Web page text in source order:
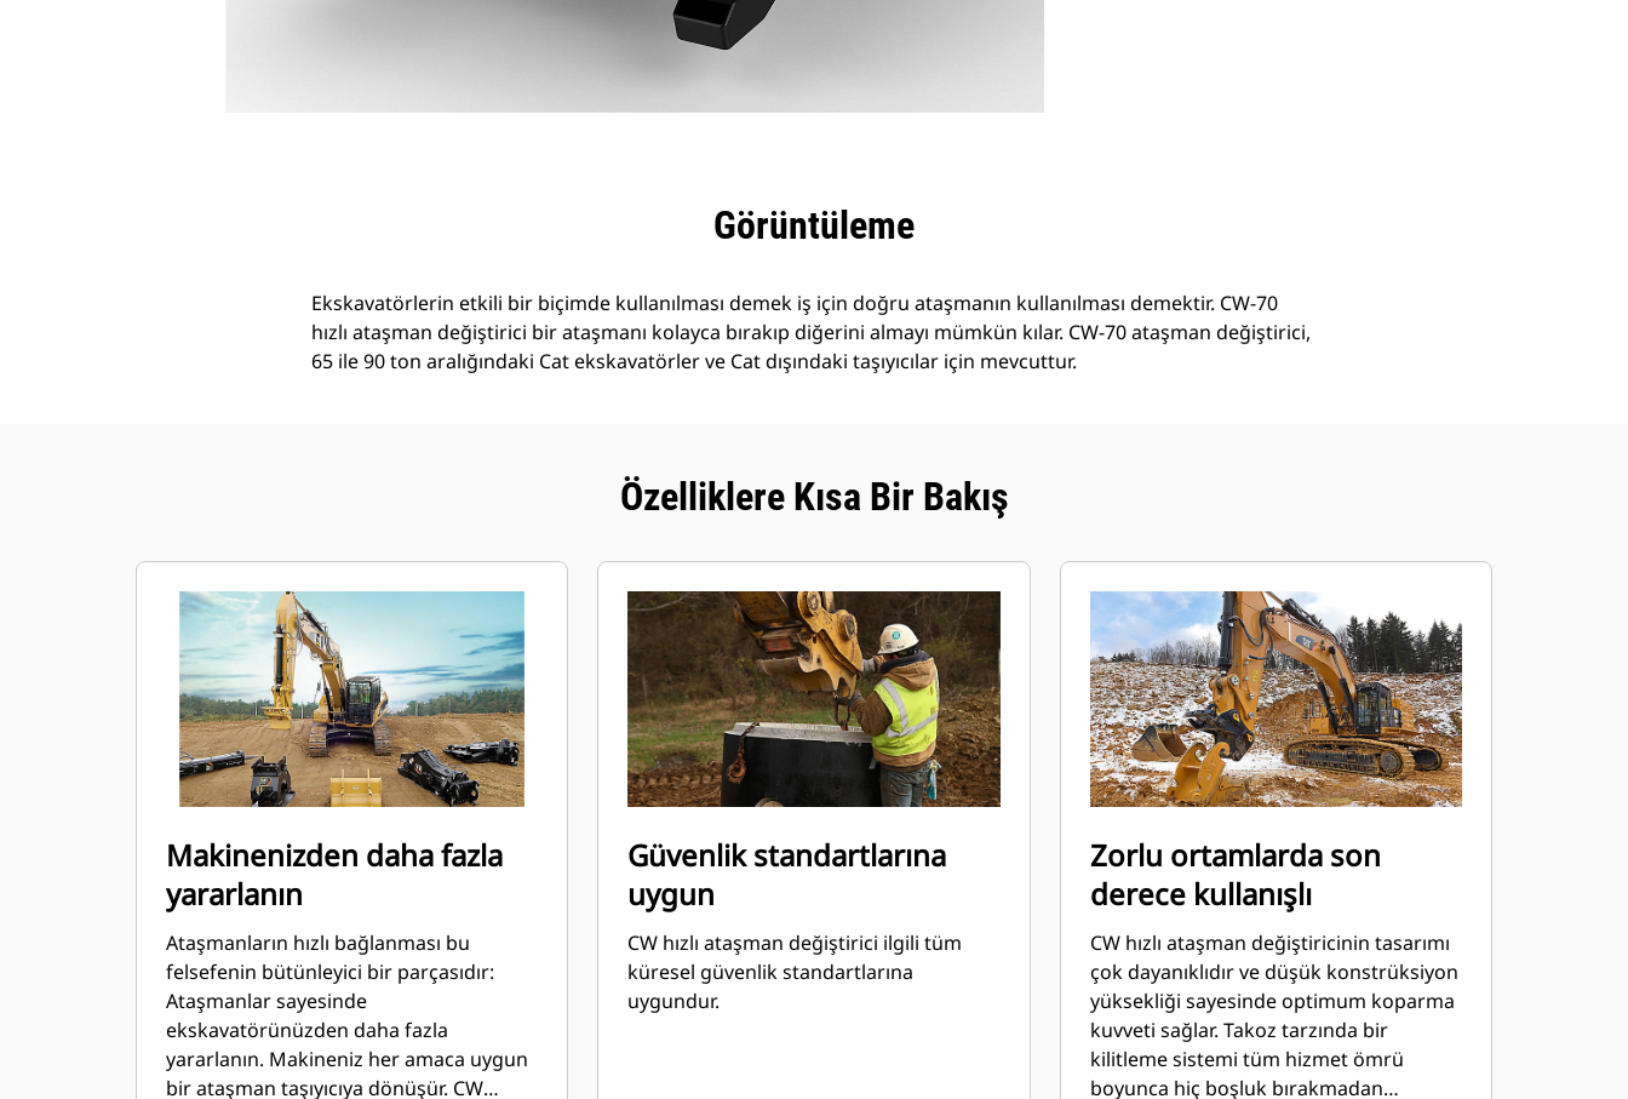
Görüntüleme
Ekskavatörlerin etkili bir biçimde kullanılması demek iş için doğru ataşmanın kullanılması demektir. CW-70
hızlı ataşman değiştirici bir ataşmanı kolayca bırakıp diğerini almayı mümkün kılar. CW-70 ataşman değiştirici,
65 ile 90 ton aralığındaki Cat ekskavatörler ve Cat dışındaki taşıyıcılar için mevcuttur.
Özelliklere Kısa Bir Bakış
Makinenizden daha fazla
yararlanın
Ataşmanların hızlı bağlanması bu
felsefenin bütünleyici bir parçasıdır:
Ataşmanlar sayesinde
ekskavatörünüzden daha fazla
yararlanın. Makineniz her amaca uygun
bir ataşman taşıyıcıya dönüşür. CW
Güvenlik standartlarına
uygun
CW hızlı ataşman değiştirici ilgili tüm
küresel güvenlik standartlarına
uygundur.
Zorlu ortamlarda son
derece kullanışlı
CW hızlı ataşman değiştiricinin tasarımı
çok dayanıklıdır ve düşük konstrüksiyon
yüksekliği sayesinde optimum koparma
kuvveti sağlar. Takoz tarzında bir
kilitleme sistemi tüm hizmet ömrü
boyunca hiç boşluk bırakmadan